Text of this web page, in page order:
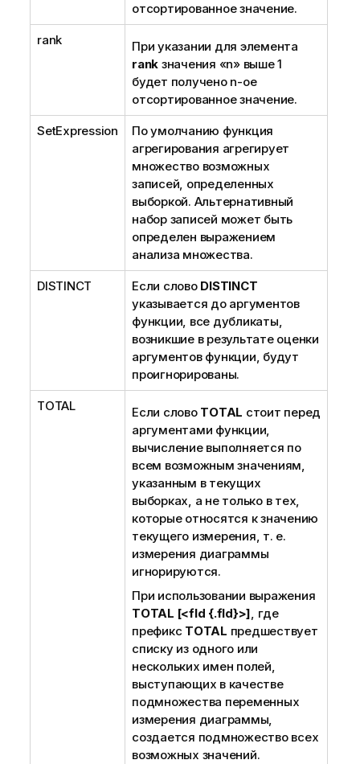
отсортированное значение.
rank
При указании для элемента
rank значения «n» выше 1
будет получено n-ое
отсортированное значение.
SetExpression
По умолчанию функция
агрегирования агрегирует
множество возможных
записей, определенных
выборкой. Альтернативный
набор записей может быть
определен выражением
анализа множества.
DISTINCT Если слово DISTINCT
указывается до аргументов
функции, все дубликаты,
возникшие в результате оценки
аргументов функции, будут
проигнорированы.
TOTAL Если слово TOTAL стоит перед
аргументами функции,
вычисление выполняется по
всем возможным значениям,
указанным в текущих
выборках, а не только в тех,
которые относятся к значению
текущего измерения, т. е.
измерения диаграммы
игнорируются.
При использовании выражения
TOTAL [<fld {.fld}>], где
префикс TOTAL предшествует
списку из одного или
нескольких имен полей,
выступающих в качестве
подмножества переменных
измерения диаграммы,
создается подмножество всех
возможных значений.